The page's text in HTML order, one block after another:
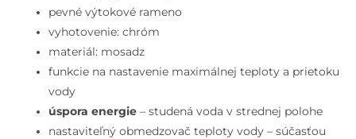
pevné výtokové rameno
vyhotovenie: chróm
materiál: mosadz
funkcie na nastavenie maximálnej teploty a prietoku
vody
úspora energie – studená voda v strednej polohe
nastaviteľný obmedzovač teploty vody – súčasťou